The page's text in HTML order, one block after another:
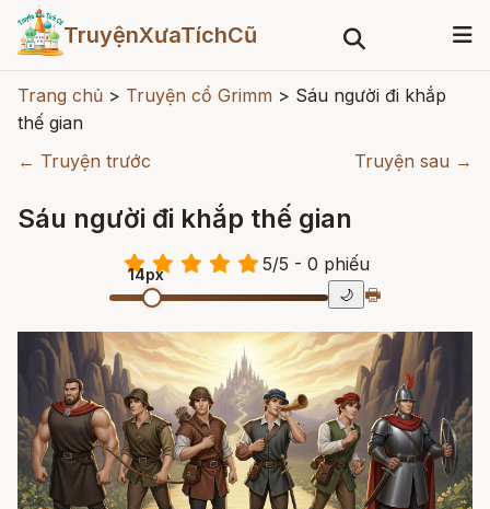
TruyệnXưaTíchCũ
Trang chủ > Truyện cổ Grimm > Sáu người đi khắp
thế gian
← Truyện trước
Truyện sau →
Sáu người đi khắp thế gian
5/5 - 0 phiếu
14px
🌙 🖶